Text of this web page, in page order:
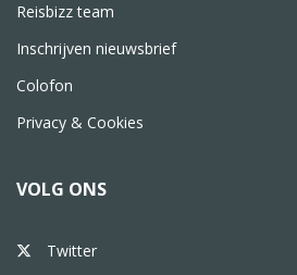
Reisbizz team
Inschrijven nieuwsbrief
Colofon
Privacy & Cookies
VOLG ONS
Twitter